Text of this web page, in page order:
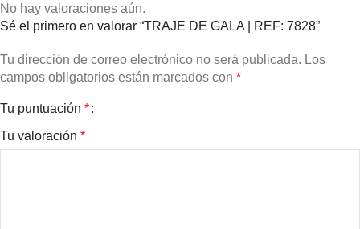
No hay valoraciones aún.
Sé el primero en valorar “TRAJE DE GALA | REF: 7828”
Tu dirección de correo electrónico no será publicada. Los
campos obligatorios están marcados con *
Tu puntuación *
Tu valoración *